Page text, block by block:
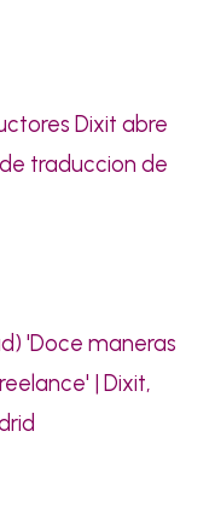
Dixit abre
traduccion de
'Doce maneras
| Dixit,